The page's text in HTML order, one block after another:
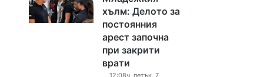
хълм: Делото за
постоянния
арест започна
при закрити
врати
12:08ч, петък, 7